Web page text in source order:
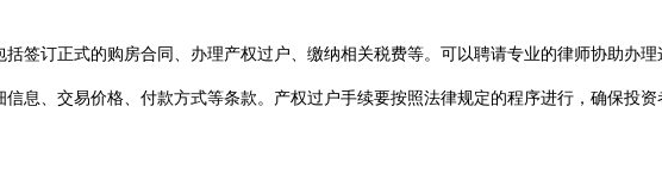
订正式的购房合同、办理产权过户、缴纳相关税费等。可以聘请专业的律师协助办理
、交易价格、付款方式等条款。产权过户手续要按照法律规定的程序进行，确保投